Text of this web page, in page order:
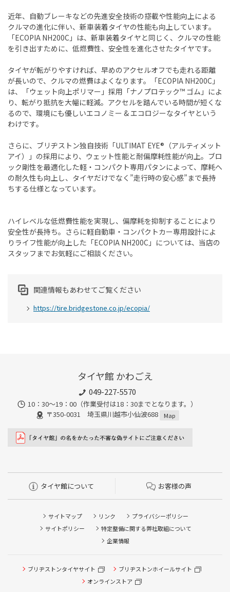
近年、自動ブレーキなどの先進安全技術の搭載や性能向上による
クルマの進化に伴い、新車装着タイヤの性能も向上しています。
「ECOPIA NH200C」は、新車装着タイヤと同じく、クルマの性能
を引き出すために、低燃費性、安全性を進化させたタイヤです。
タイヤが転がりやすければ、早めのアクセルオフでも走れる距離
が長いので、クルマの燃費はよくなります。「ECOPIA NH200C」
は、「ウェット向上ポリマー」採用「ナノプロテック™ ゴム」によ
り、転がり抵抗を大幅に軽減。アクセルを踏んでいる時間が短くな
るので、環境にも優しいエコノミー & エコロジーなタイヤという
わけです。
さらに、ブリヂストン独自技術「ULTIMAT EYE®（アルティメット
アイ）」の採用により、ウェット性能と耐偏摩耗性能が向上。ブロ
ック剛性を最適化した軽・コンパクト専用パタンによって、摩耗へ
の耐久性も向上し、タイヤだけでなく”走行時の安心感”まで長持
ちする仕様となっています。
ハイレベルな低燃費性能を実現し、偏摩耗を抑制することにより
安全性が長持ち。さらに軽自動車・コンパクトカー専用設計によ
りライフ性能が向上した「ECOPIA NH200C」については、当店の
スタッフまでお気軽にご相談ください。
関連情報もあわせてご覧ください
https://tire.bridgestone.co.jp/ecopia/
タイヤ館 かわごえ
049-227-5570
10：30～19：00（作業受付は18：30までとなります。）
〒350-0031 埼玉県川越市小仙波688
Map
タイヤ館について お客様の声
サイトマップ リンク
プライバシーポリシー
サイトポリシー
特定整備に関する弊社取組について
企業情報
ブリヂストンタイヤサイト
ブリヂストンホイールサイト
オンラインストア
タイヤ点検・安全点検/タイヤ履き替え/オイル交換/その他
ピット作業の予約